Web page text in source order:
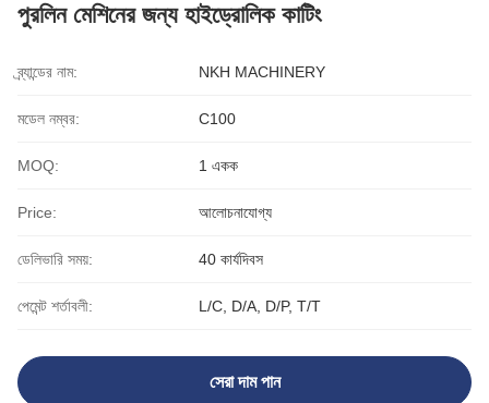
পুরলিন মেশিনের জন্য হাইড্রোলিক কাটিং
ব্র্যান্ডের নাম: NKH MACHINERY
মডেল নম্বর: C100
MOQ: 1 একক
Price: আলোচনাযোগ্য
ডেলিভারি সময়: 40 কার্যদিবস
পেমেন্ট শর্তাবলী: L/C, D/A, D/P, T/T
সেরা দাম পান